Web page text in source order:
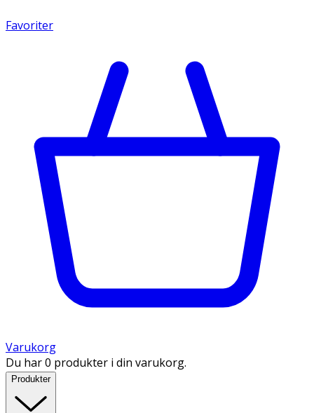
Favoriter
Varukorg
Du har 0 produkter i din varukorg.
Produkter